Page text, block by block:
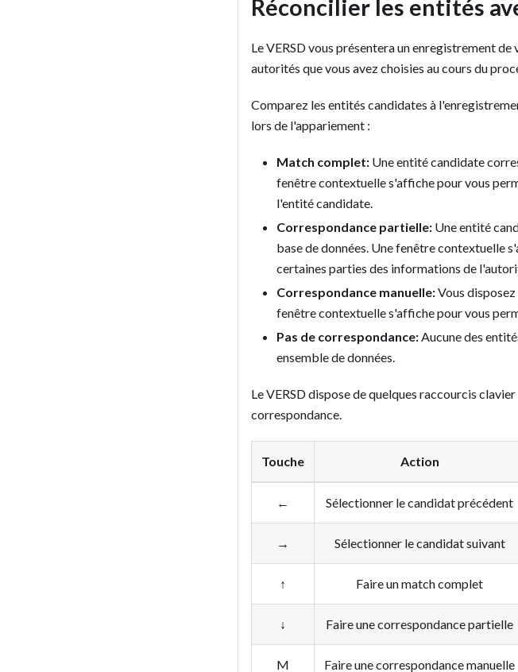
Réconcilier les entités
Le VERSD vous présentera un enregistrement
autorités que vous avez choisies au cours du
Comparez les entités candidates à
lors de l'appariement :
Match complet: Une entité candidate
fenêtre contextuelle s'affiche pour vous
l'entité candidate.
Correspondance partielle: Une entité
base de données. Une fenêtre contextuelle
certaines parties des informations de
Correspondance manuelle:Vous
fenêtre contextuelle s'affiche pour vous
Pas de correspondance: Aucune des
ensemble de données.
Le VERSD dispose de quelques raccourcis
correspondance.
Touche Action
← Sélectionner le candidat précédent
→ Sélectionner le candidat suivant
↑ Faire un match complet
↓ Faire une correspondance partielle
M Faire une correspondance manuelle